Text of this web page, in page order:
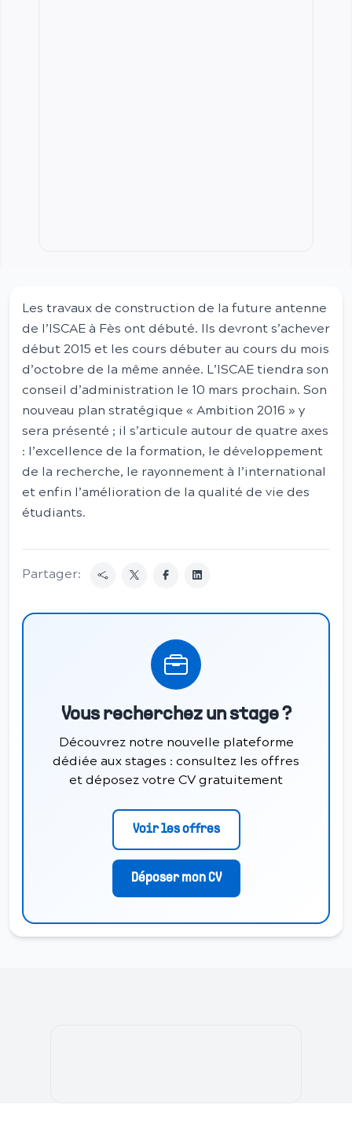
Les travaux de construction de la future antenne
de l’ISCAE à Fès ont débuté. Ils devront s’achever
début 2015 et les cours débuter au cours du mois
d’octobre de la même année. L’ISCAE tiendra son
conseil d’administration le 10 mars prochain. Son
nouveau plan stratégique « Ambition 2016 » y
sera présenté ; il s’articule autour de quatre axes
: l’excellence de la formation, le développement
de la recherche, le rayonnement à l’international
et enfin l’amélioration de la qualité de vie des
étudiants.
Partager:
Vous recherchez un stage ?
Découvrez notre nouvelle plateforme
dédiée aux stages : consultez les offres
et déposez votre CV gratuitement
Voir les offres
Déposer mon CV